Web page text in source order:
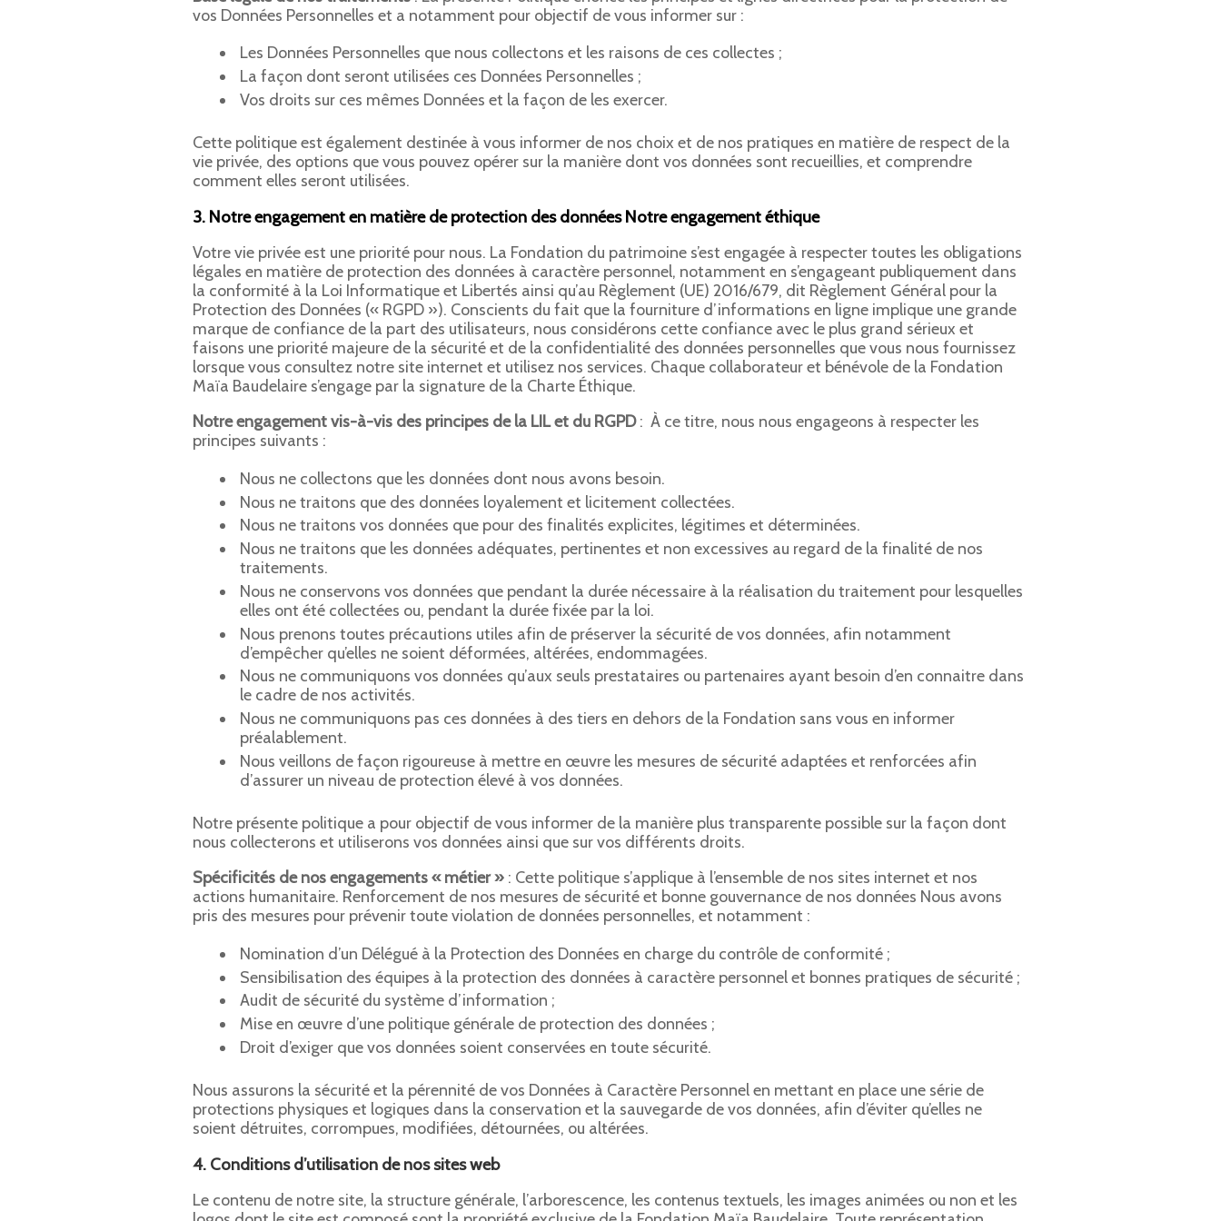
vos Données Personnelles et a notamment pour objectif de vous informer sur :
Les Données Personnelles que nous collectons et les raisons de ces collectes ;
La façon dont seront utilisées ces Données Personnelles ;
Vos droits sur ces mêmes Données et la façon de les exercer.
Cette politique est également destinée à vous informer de nos choix et de nos pratiques en matière de respect de la
vie privée, des options que vous pouvez opérer sur la manière dont vos données sont recueillies, et comprendre
comment elles seront utilisées.
3. Notre engagement en matière de protection des données Notre engagement éthique
Votre vie privée est une priorité pour nous. La Fondation du patrimoine s’est engagée à respecter toutes les obligations
légales en matière de protection des données à caractère personnel, notamment en s’engageant publiquement dans
la conformité à la Loi Informatique et Libertés ainsi qu’au Règlement (UE) 2016/679, dit Règlement Général pour la
Protection des Données (« RGPD »). Conscients du fait que la fourniture d’informations en ligne implique une grande
marque de confiance de la part des utilisateurs, nous considérons cette confiance avec le plus grand sérieux et
faisons une priorité majeure de la sécurité et de la confidentialité des données personnelles que vous nous fournissez
lorsque vous consultez notre site internet et utilisez nos services. Chaque collaborateur et bénévole de la Fondation
Maïa Baudelaire s’engage par la signature de la Charte Éthique.
Notre engagement vis-à-vis des principes de la LIL et du RGPD: À ce titre, nous nous engageons à respecter les
principes suivants :
Nous ne collectons que les données dont nous avons besoin.
Nous ne traitons que des données loyalement et licitement collectées.
Nous ne traitons vos données que pour des finalités explicites, légitimes et déterminées.
Nous ne traitons que les données adéquates, pertinentes et non excessives au regard de la finalité de nos
traitements.
Nous ne conservons vos données que pendant la durée nécessaire à la réalisation du traitement pour lesquelles
elles ont été collectées ou, pendant la durée fixée par la loi.
Nous prenons toutes précautions utiles afin de préserver la sécurité de vos données, afin notamment
d’empêcher qu’elles ne soient déformées, altérées, endommagées.
Nous ne communiquons vos données qu’aux seuls prestataires ou partenaires ayant besoin d’en connaitre dans
le cadre de nos activités.
Nous ne communiquons pas ces données à des tiers en dehors de la Fondation sans vous en informer
préalablement.
Nous veillons de façon rigoureuse à mettre en œuvre les mesures de sécurité adaptées et renforcées afin
d’assurer un niveau de protection élevé à vos données.
Notre présente politique a pour objectif de vous informer de la manière plus transparente possible sur la façon dont
nous collecterons et utiliserons vos données ainsi que sur vos différents droits.
Spécificités de nos engagements « métier »: Cette politique s’applique à l’ensemble de nos sites internet et nos
actions humanitaire. Renforcement de nos mesures de sécurité et bonne gouvernance de nos données Nous avons
pris des mesures pour prévenir toute violation de données personnelles, et notamment :
Nomination d’un Délégué à la Protection des Données en charge du contrôle de conformité ;
Sensibilisation des équipes à la protection des données à caractère personnel et bonnes pratiques de sécurité ;
Audit de sécurité du système d’information ;
Mise en œuvre d’une politique générale de protection des données ;
Droit d’exiger que vos données soient conservées en toute sécurité.
Nous assurons la sécurité et la pérennité de vos Données à Caractère Personnel en mettant en place une série de
protections physiques et logiques dans la conservation et la sauvegarde de vos données, afin d’éviter qu’elles ne
soient détruites, corrompues, modifiées, détournées, ou altérées.
4. Conditions d’utilisation de nos sites web
Le contenu de notre site, la structure générale, l’arborescence, les contenus textuels, les images animées ou non et les